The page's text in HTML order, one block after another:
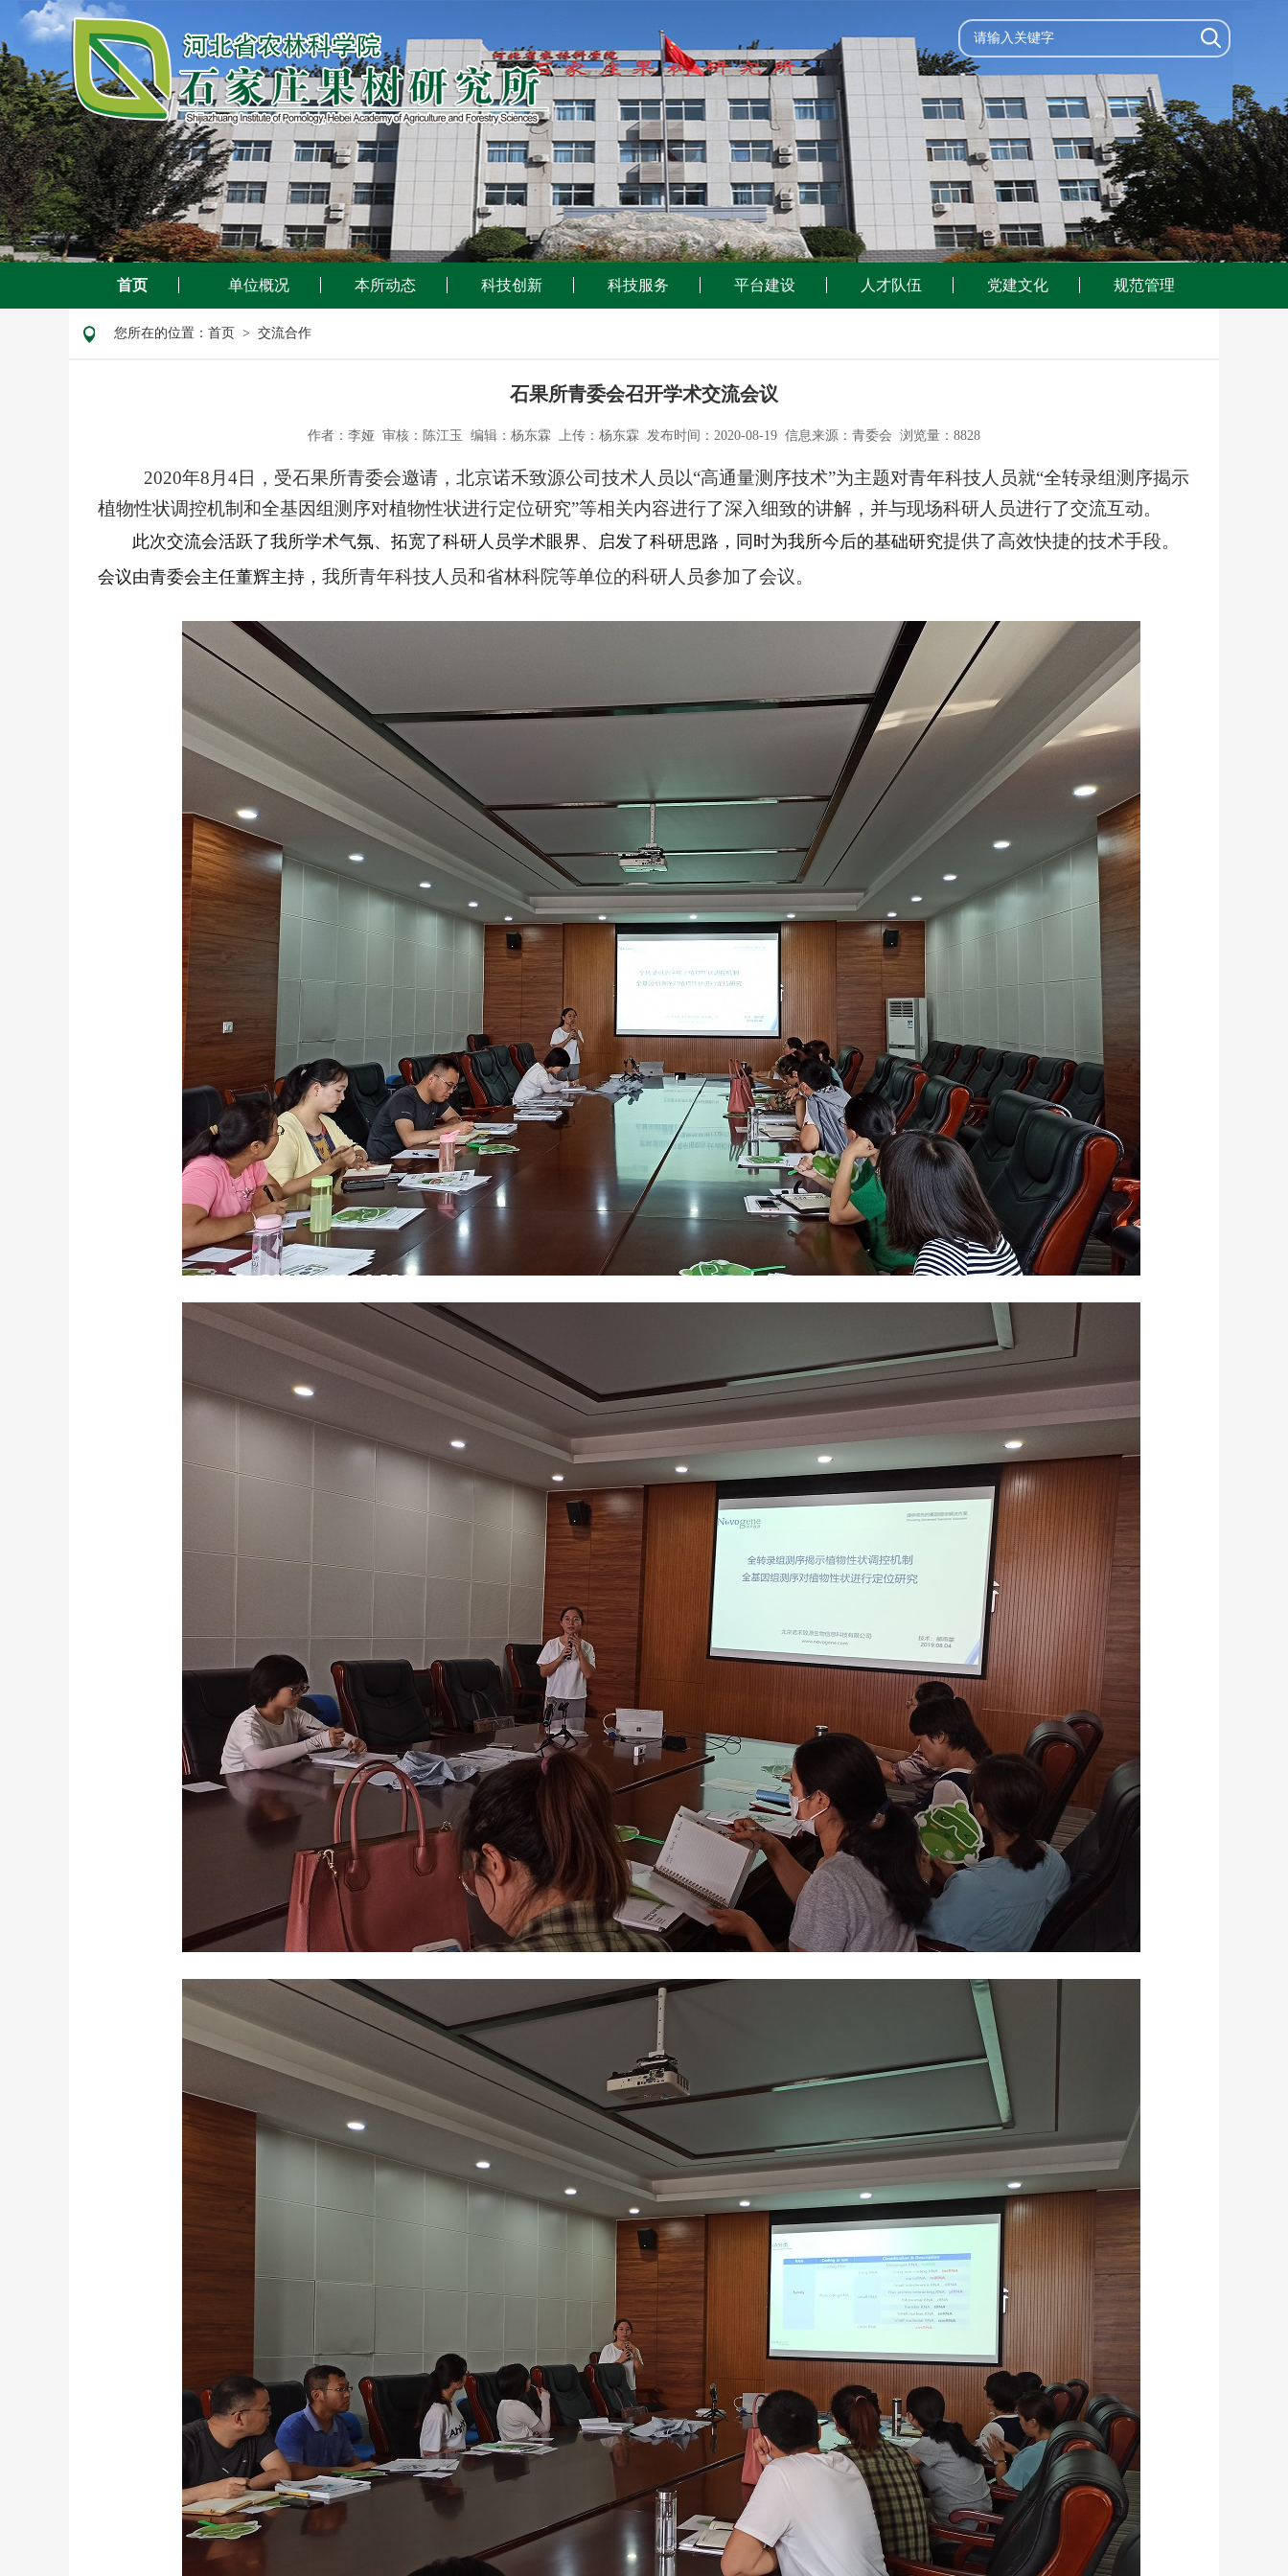
首页 单位概况 本所动态 科技创新 科技服务 平台建设 人才队伍 党建文化 规范管理
您所在的位置： 首页 > 交流合作
石果所青委会召开学术交流会议
作者：李娅 审核：陈江玉 编辑：杨东霖 上传：杨东霖 发布时间：2020-08-19 信息来源：青委会 浏览量：8828
2020年8月4日，受石果所青委会邀请，北京诺禾致源公司技术人员以“高通量测序技术”为主题对青年科技人员就“全转录组测序揭示
植物性状调控机制和全基因组测序对植物性状进行定位研究”等相关内容进行了深入细致的讲解，并与现场科研人员进行了交流互动。
此次交流会活跃了我所学术气氛、拓宽了科研人员学术眼界、启发了科研思路，同时为我所今后的基础研究提供了高效快捷的技术手段。
会议由青委会主任董辉主持 ， 我所青年科技人员和省林科院等单位的科研人员参加了会议。